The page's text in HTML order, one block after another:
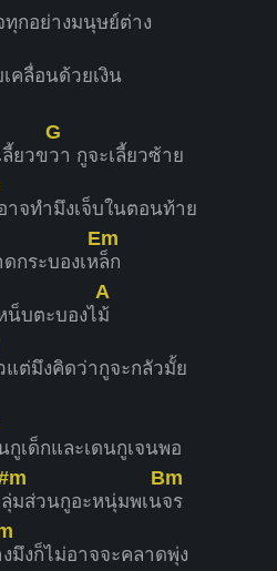
ทุกอย่างมนุษย์ต่าง
คลื่อนด้วยเงิน
ยวข
G
วา กูจะเลี้ยวซ้าย
าจทำมึงเจ็บในตอนท้าย
กระบองเห
Em
ล็ก
น็บตะบองไ
A
ม้
แต่มึงคิดว่ากูจะกลัวมั้ย
กูเด็กและเดนกูเจนพอ
ลุ่มส่วนกูอะหนุ่มพเน
Bm
จร
งมึงก็ไม่อาจจะคลาดพุ่ง